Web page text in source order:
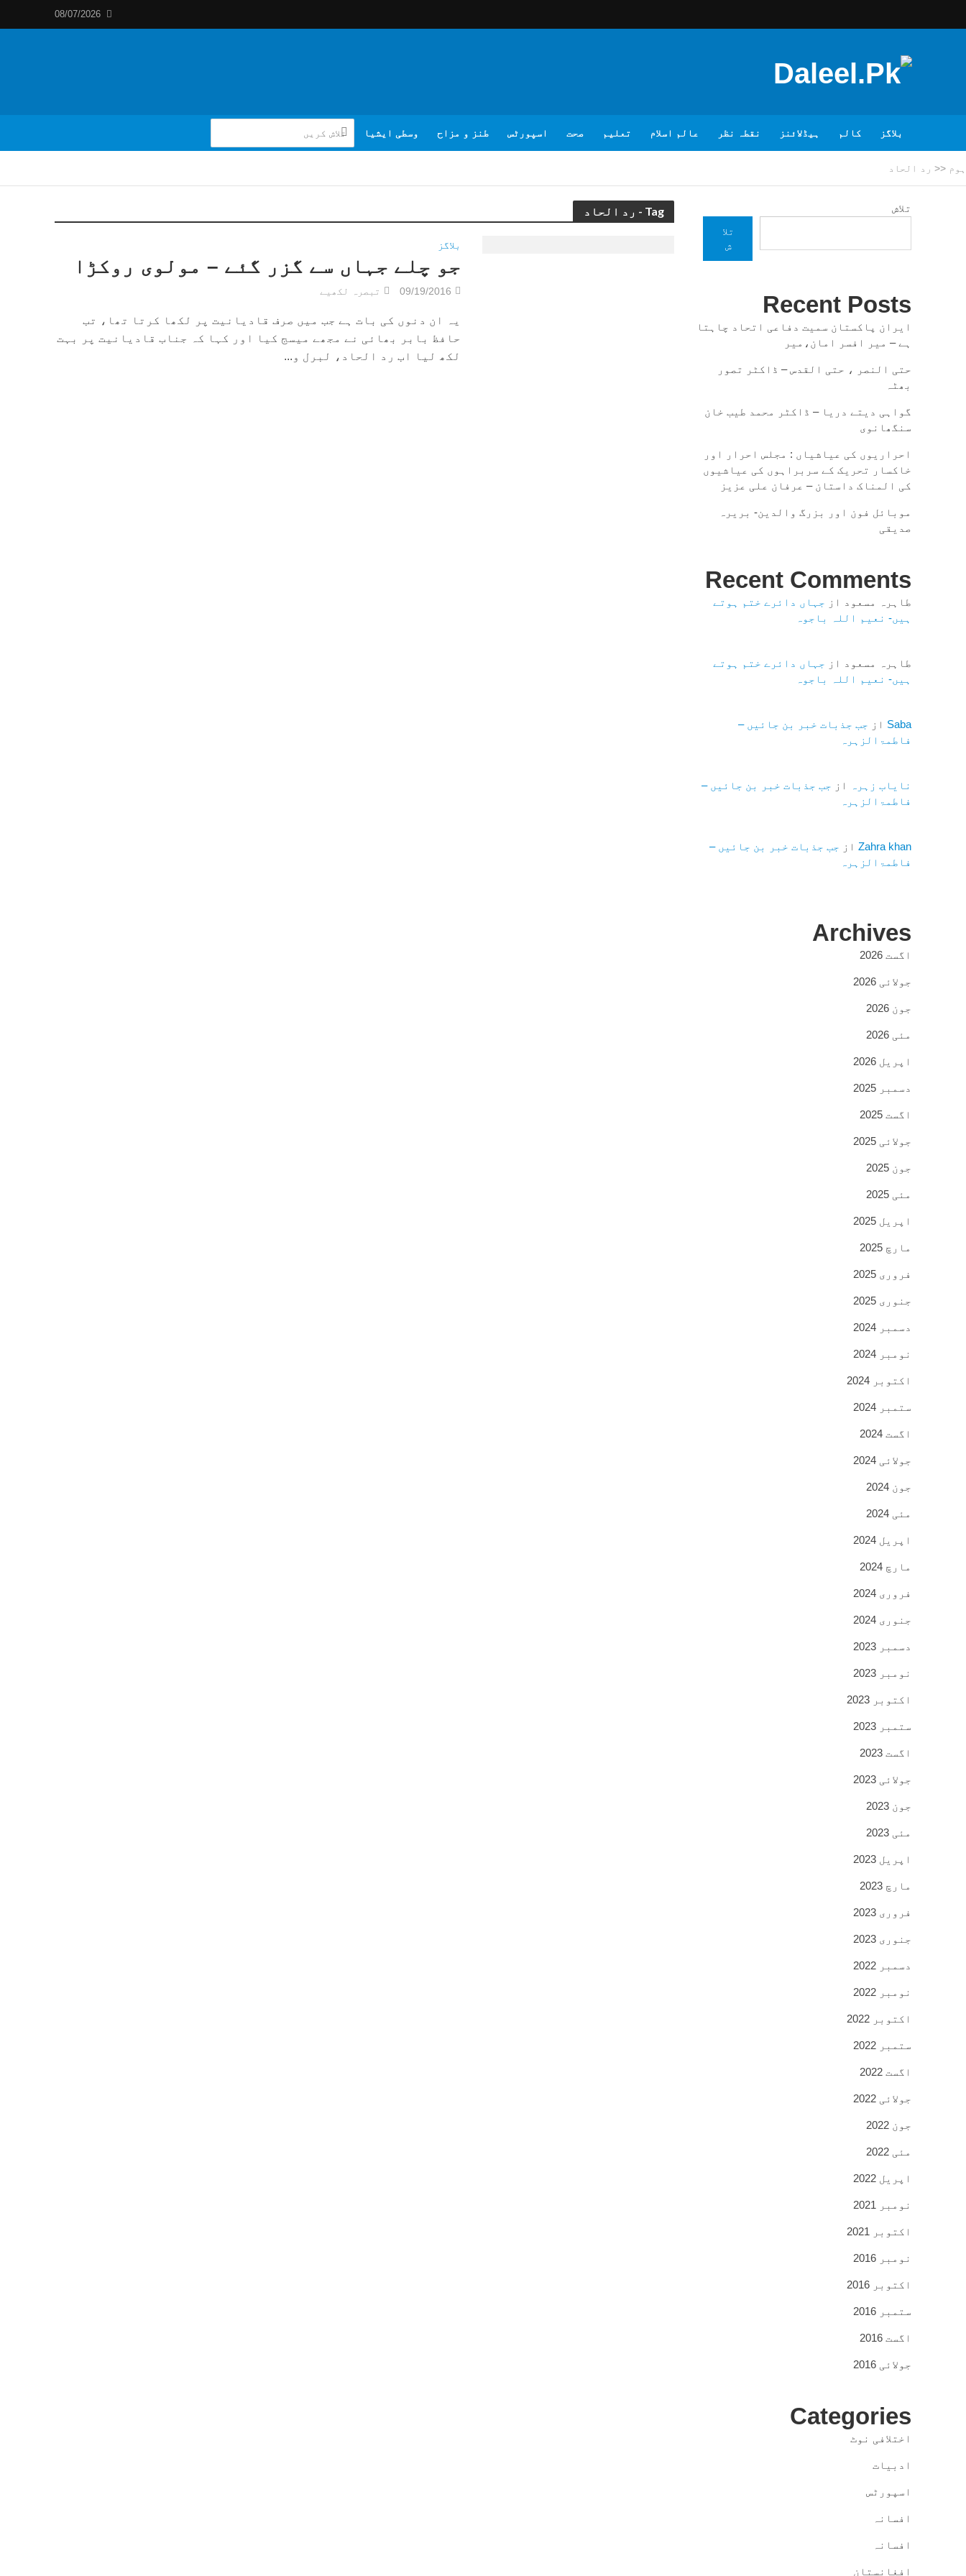
08/07/2026
بلاگز کالم ہیڈلائنز نقطہ نظر عالم اسلام تعلیم صحت اسپورٹس طنز و مزاح وسطی ایشیا
ہوم << رد الحاد
Tag - رد الحاد
بلاگز
جو چلے جہاں سے گزر گئے – مولوی روکڑا
09/19/2016 تبصرہ لکھیے
یہ ان دنوں کی بات ہے جب میں صرف قادیانیت پر لکھا کرتا تھا، تب
حافظ بابر بھائی نے مجھے میسج کیا اور کہا کہ جناب قادیانیت پر بہت
لکھ لیا اب رد الحاد، لبرل و...
تلاش
تلا
ش
Recent Posts
ایران پاکستان سمیت دفاعی اتحاد چاہتا
ہے – میر افسر امان،میر
حتی النصر ، حتی القدس – ڈاکٹر تصور
بھٹہ
گواہی دیتے دریا – ڈاکٹر محمد طیب خان
سنگھانوی
احراریوں کی عیاشیاں : مجلس احرار اور
خاکسار تحریک کے سربراہوں کی عیاشیوں
کی المناک داستان – عرفان علی عزیز
موبائل فون اور بزرگ والدین- بریرہ
صدیقی
Recent Comments
طاہرہ مسعود از جہاں دائرے ختم ہوتے
ہیں- نعیم اللہ باجوہ
طاہرہ مسعود از جہاں دائرے ختم ہوتے
ہیں- نعیم اللہ باجوہ
Saba از جب جذبات خبر بن جائیں –
فاطمۃالزہرہ
نایاب زہرہ از جب جذبات خبر بن جائیں –
فاطمۃالزہرہ
Zahra khanاز جب جذبات خبر بن جائیں –
فاطمۃالزہرہ
Archives
اگست 2026
جولائی 2026
جون 2026
مئی 2026
اپریل 2026
دسمبر 2025
اگست 2025
جولائی 2025
جون 2025
مئی 2025
اپریل 2025
مارچ 2025
فروری 2025
جنوری 2025
دسمبر 2024
نومبر 2024
اکتوبر 2024
ستمبر 2024
اگست 2024
جولائی 2024
جون 2024
مئی 2024
اپریل 2024
مارچ 2024
فروری 2024
جنوری 2024
دسمبر 2023
نومبر 2023
اکتوبر 2023
ستمبر 2023
اگست 2023
جولائی 2023
جون 2023
مئی 2023
اپریل 2023
مارچ 2023
فروری 2023
جنوری 2023
دسمبر 2022
نومبر 2022
اکتوبر 2022
ستمبر 2022
اگست 2022
جولائی 2022
جون 2022
مئی 2022
اپریل 2022
نومبر 2021
اکتوبر 2021
نومبر 2016
اکتوبر 2016
ستمبر 2016
اگست 2016
جولائی 2016
Categories
اختلافی نوٹ
ادبیات
اسپورٹس
افسانہ
افسانہ
افغانستان